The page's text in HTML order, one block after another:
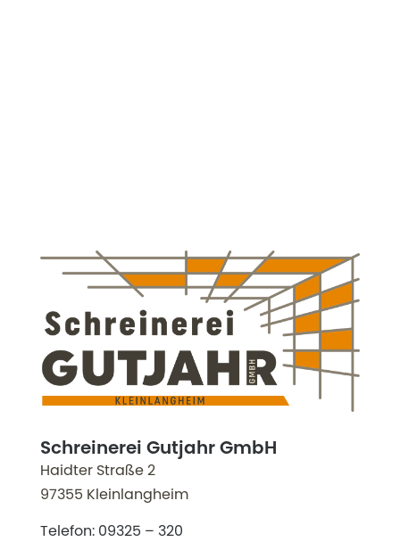
Schreinerei Gutjahr GmbH
Haidter Straße 2
97355 Kleinlangheim
Telefon: 09325 – 320